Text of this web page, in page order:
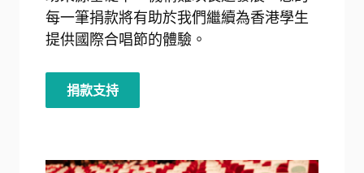
每一筆捐款將有助於我們繼續為香港學生
提供國際合唱節的體驗。
捐款支持